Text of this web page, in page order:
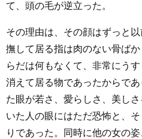
て、頭の毛が逆立った。
その理由は、その顔はずっと
撫して居る指は肉のない骨ば
らだは何もなくて、非常にう
消えて居る物であったからで
た眼が若さ、愛らしさ、美し
いた人の眼にはただ恐怖と、
りであった。同時に他の女の